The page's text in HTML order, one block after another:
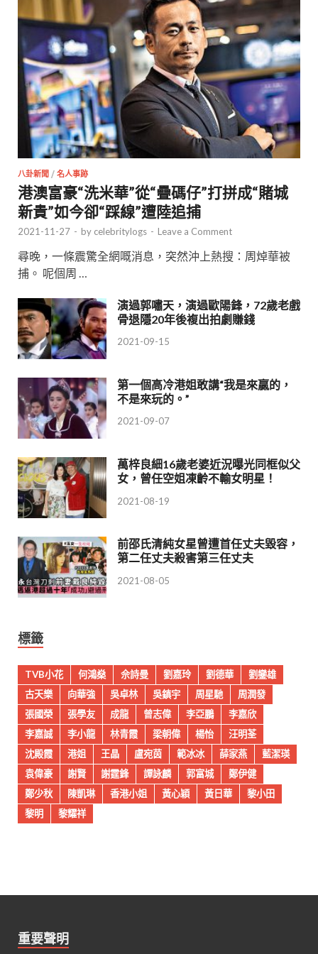
八卦新聞 / 名人事跡
港澳富豪“洗米華”從“疊碼仔”打拼成“賭城
新貴”如今卻“踩線”遭陸追捕
2021-11-27 - by celebritylogs - Leave a Comment
尋晚，一條震驚全網嘅消息，突然沖上熱搜：周焯華被
捕。 呢個周 …
演過郭嘯天，演過歐陽鋒，72歲老戲
骨退隱20年後複出拍劇賺錢
2021-09-15
第一個高冷港姐敢講“我是來贏的，
不是來玩的。”
2021-09-07
萬梓良細16歲老婆近況曝光同框似父
女，曾任空姐凍齡不輸女明星！
2021-08-19
前邵氏清純女星曾遭首任丈夫毀容，
第二任丈夫殺害第三任丈夫
2021-08-05
標籤
TVB小花 何鴻燊 佘詩曼 劉嘉玲 劉德華
劉鑾雄
古天樂
向華強 吳卓林 吳鎮宇 周星馳
周潤發
張國榮
張學友 成龍 曾志偉 李亞鵬
李嘉欣
李嘉誠
李小龍 林青霞 梁朝偉 楊怡
汪明荃
沈殿霞
港姐 王晶 盧宛茵 範冰冰 薛家燕
藍潔瑛
袁偉豪
謝賢 謝霆鋒 譚詠麟 郭富城
鄭伊健
鄭少秋
陳凱琳 香港小姐 黃心穎 黃日華
黎小田
黎明
黎耀祥
重要聲明